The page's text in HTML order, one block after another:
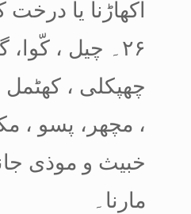
اکھاڑنا یا درخت
۲۶۔ چیل ،
چھپکلی ،
، مچھر، پسو ،
خبیث و موذی
مارنا۔